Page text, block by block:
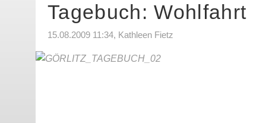
Tagebuch: Wohlfahrt
15.08.2009 11:34, Kathleen Fietz